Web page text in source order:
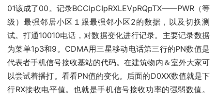
01该成了00。记录BCCIpCIpRXLEVpRQpTX――PWR（等
级）最强邻居小区１跟最强邻小区2的数据，以及切换测
试。打通10010电话，对数据变化进行记录。主要记录数据
为菜单1p3和9。CDMA用三星移动电话第三行的PN数值是
代表者手机信号接收基站的代码。在建筑物内＆室外大家可
以尝试着播打。看看PN值的变化。后面的D0XX数值就是下
行RX接收电平值。也就是手机信号接收功率的强弱数值。